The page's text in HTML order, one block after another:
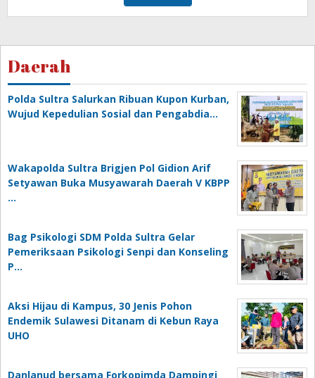
Daerah
Polda Sultra Salurkan Ribuan Kupon Kurban,
Wujud Kepedulian Sosial dan Pengabdia…
Wakapolda Sultra Brigjen Pol Gidion Arif
Setyawan Buka Musyawarah Daerah V KBPP
…
Bag Psikologi SDM Polda Sultra Gelar
Pemeriksaan Psikologi Senpi dan Konseling
P…
‎Aksi Hijau di Kampus, 30 Jenis Pohon
Endemik Sulawesi Ditanam di Kebun Raya
UHO
Danlanud bersama Forkopimda Dampingi